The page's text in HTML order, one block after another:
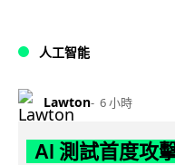
人工智能
Lawton 6 小時
AI 測試首度攻